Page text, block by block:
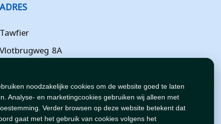
noodzakelijke cookies om de website goed te laten
Analyse- en marketingcookies gebruiken wij alleen met
Verder browsen op deze website betekent dat
gaat met het gebruik van cookies volgens het
ADRES
Tawfier
Vlotbrugweg 8A
Flevoland
NL